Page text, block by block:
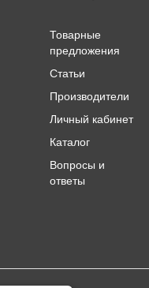
Товарные
предложения
Статьи
Производители
Личный кабинет
Каталог
Вопросы и
ответы